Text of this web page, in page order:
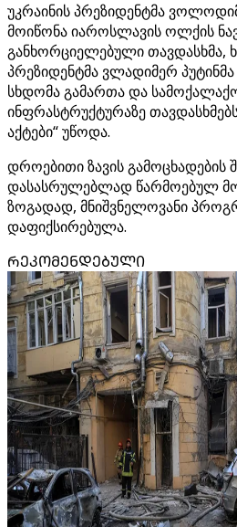
უკრაინის პრეზიდენტმა
მოიწონა იაროსლავის ოლქის
განხორციელებული
პრეზიდენტმა ვლადიმერ
სხდომა გამართა და
ინფრასტრუქტურაზე
აქტები“ უწოდა.
დროებითი ზავის გამოცხადების
დასასრულებლად წარმოებულ
ზოგადად, მნიშვნელოვანი
დაფიქსირებულა.
ᲠᲔᲙᲝᲛᲔᲜᲓᲔᲑᲣᲚᲘ